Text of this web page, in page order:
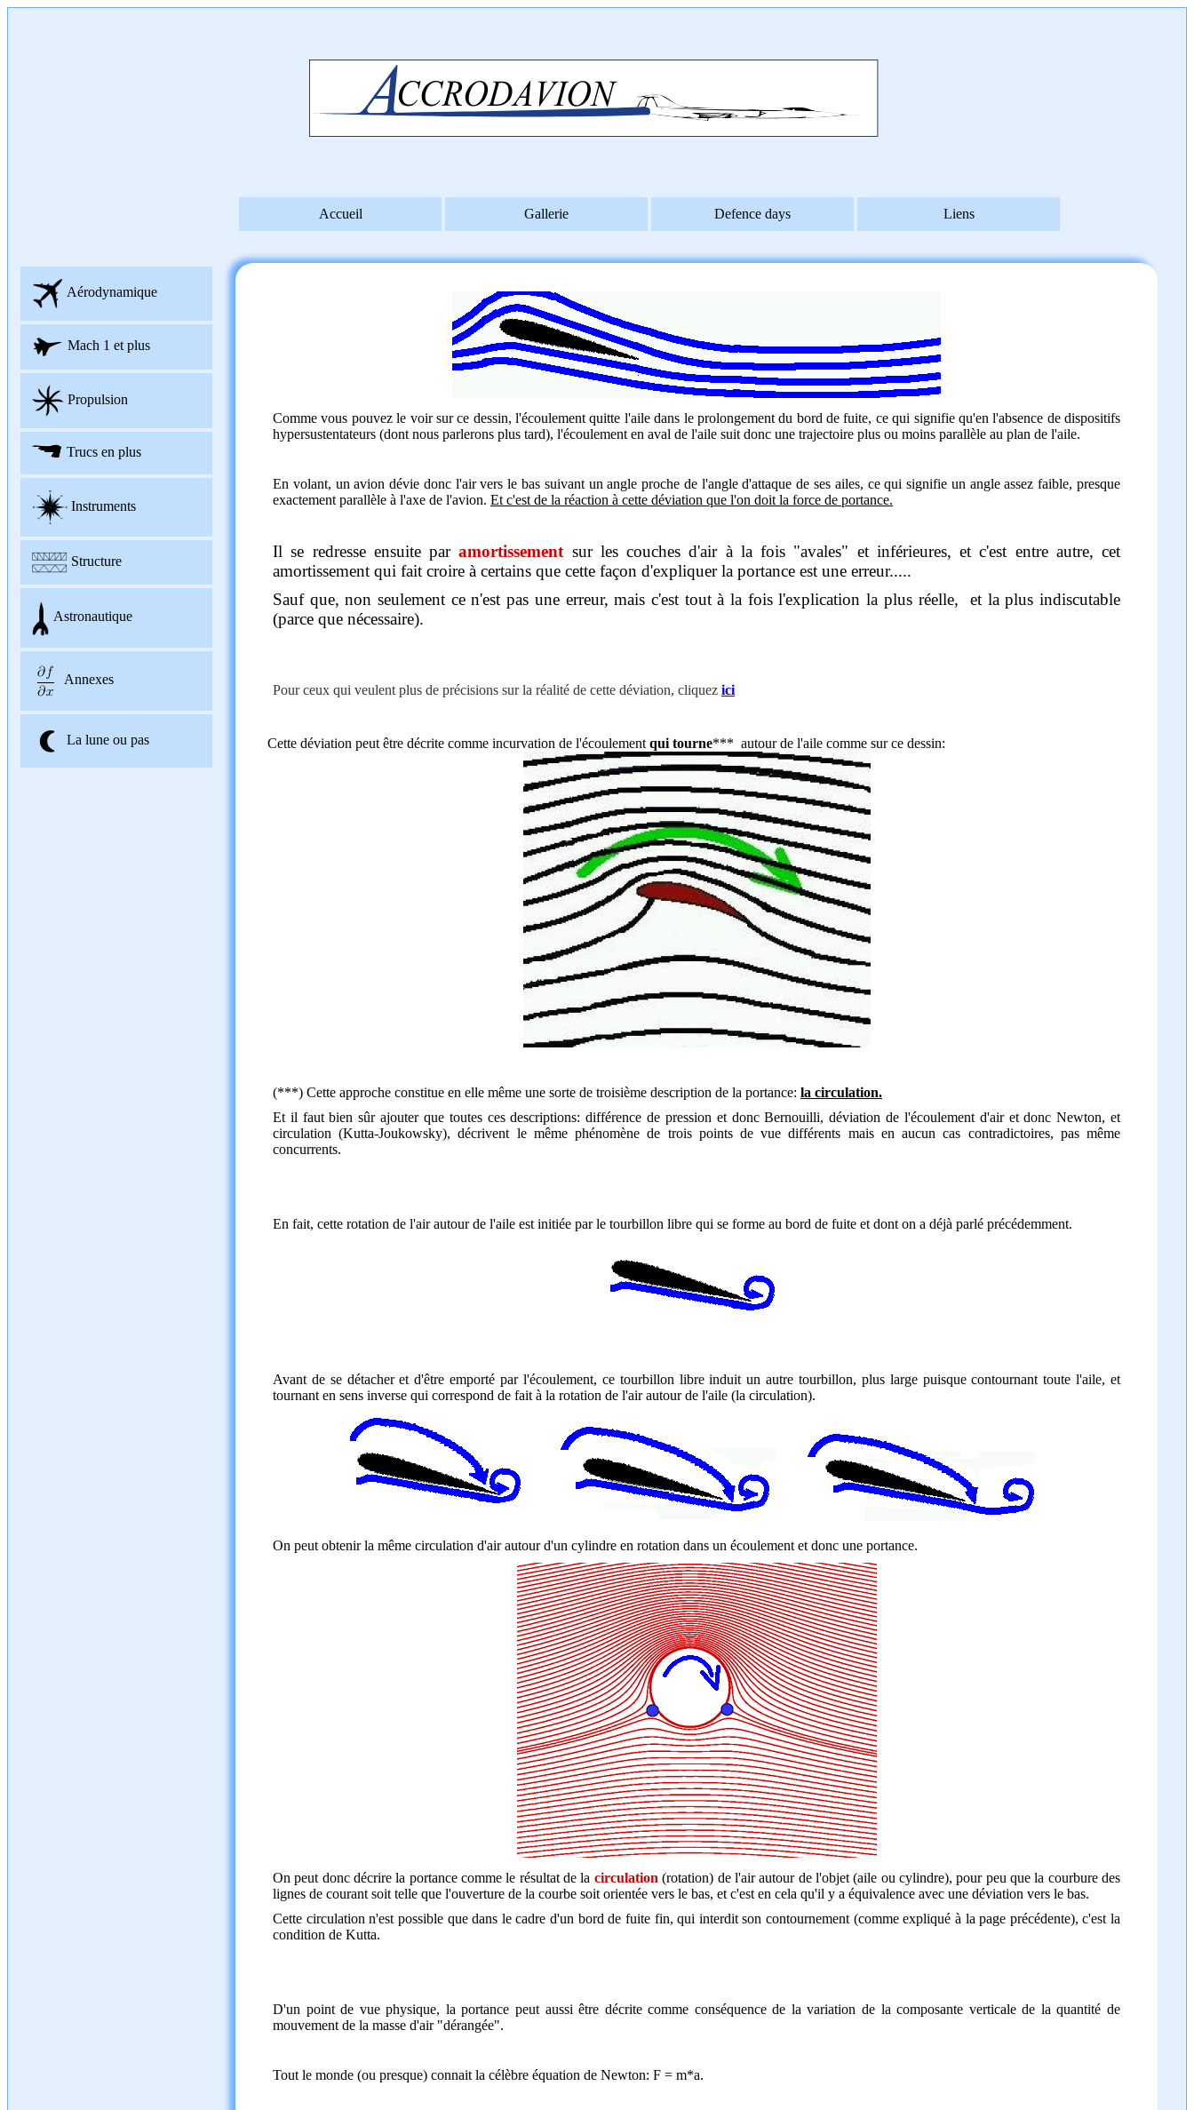
Accueil Gallerie Defence days Liens
Aérodynamique
Mach 1 et plus
Propulsion
Trucs en plus
Instruments
Structure
Astronautique
Annexes
La lune ou pas
Comme vous pouvez le voir sur ce dessin, l'écoulement quitte l'aile dans le prolongement du bord de fuite, ce qui signifie qu'en l'absence de dispositifs
hypersustentateurs (dont nous parlerons plus tard), l'écoulement en aval de l'aile suit donc une trajectoire plus ou moins parallèle au plan de l'aile.
En volant, un avion dévie donc l'air vers le bas suivant un angle proche de l'angle d'attaque de ses ailes, ce qui signifie un angle assez faible, presque
exactement parallèle à l'axe de l'avion. Et c'est de la réaction à cette déviation que l'on doit la force de portance.
Il se redresse ensuite paramortissement sur les couches d'air à la fois "avales" et inférieures, et c'est entre autre, cet
amortissement qui fait croire à certains que cette façon d'expliquer la portance est une erreur.....
Sauf que, non seulement ce n'est pas une erreur, mais c'est tout à la fois l'explication la plus réelle, et la plus indiscutable
(parce que nécessaire).
Pour ceux qui veulent plus de précisions sur la réalité de cette déviation, cliquez ici
Cette déviation peut être décrite comme incurvation de l'écoulement qui tourne*** autour de l'aile comme sur ce dessin:
(***) Cette approche constitue en elle même une sorte de troisième description de la portance: la circulation.
Et il faut bien sûr ajouter que toutes ces descriptions: différence de pression et donc Bernouilli, déviation de l'écoulement d'air et donc Newton, et
circulation (Kutta-Joukowsky), décrivent le même phénomène de trois points de vue différents mais en aucun cas contradictoires, pas même
concurrents.
En fait, cette rotation de l'air autour de l'aile est initiée par le tourbillon libre qui se forme au bord de fuite et dont on a déjà parlé précédemment.
Avant de se détacher et d'être emporté par l'écoulement, ce tourbillon libre induit un autre tourbillon, plus large puisque contournant toute l'aile, et
tournant en sens inverse qui correspond de fait à la rotation de l'air autour de l'aile (la circulation).
On peut obtenir la même circulation d'air autour d'un cylindre en rotation dans un écoulement et donc une portance.
On peut donc décrire la portance comme le résultat de la circulation (rotation) de l'air autour de l'objet (aile ou cylindre), pour peu que la courbure des
lignes de courant soit telle que l'ouverture de la courbe soit orientée vers le bas, et c'est en cela qu'il y a équivalence avec une déviation vers le bas.
Cette circulation n'est possible que dans le cadre d'un bord de fuite fin, qui interdit son contournement (comme expliqué à la page précédente), c'est la
condition de Kutta.
D'un point de vue physique, la portance peut aussi être décrite comme conséquence de la variation de la composante verticale de la quantité de
mouvement de la masse d'air "dérangée".
Tout le monde (ou presque) connait la célèbre équation de Newton: F = m*a.